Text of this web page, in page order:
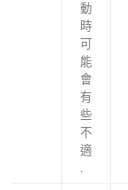
動
時
可
能
會
有
些
不
適
.